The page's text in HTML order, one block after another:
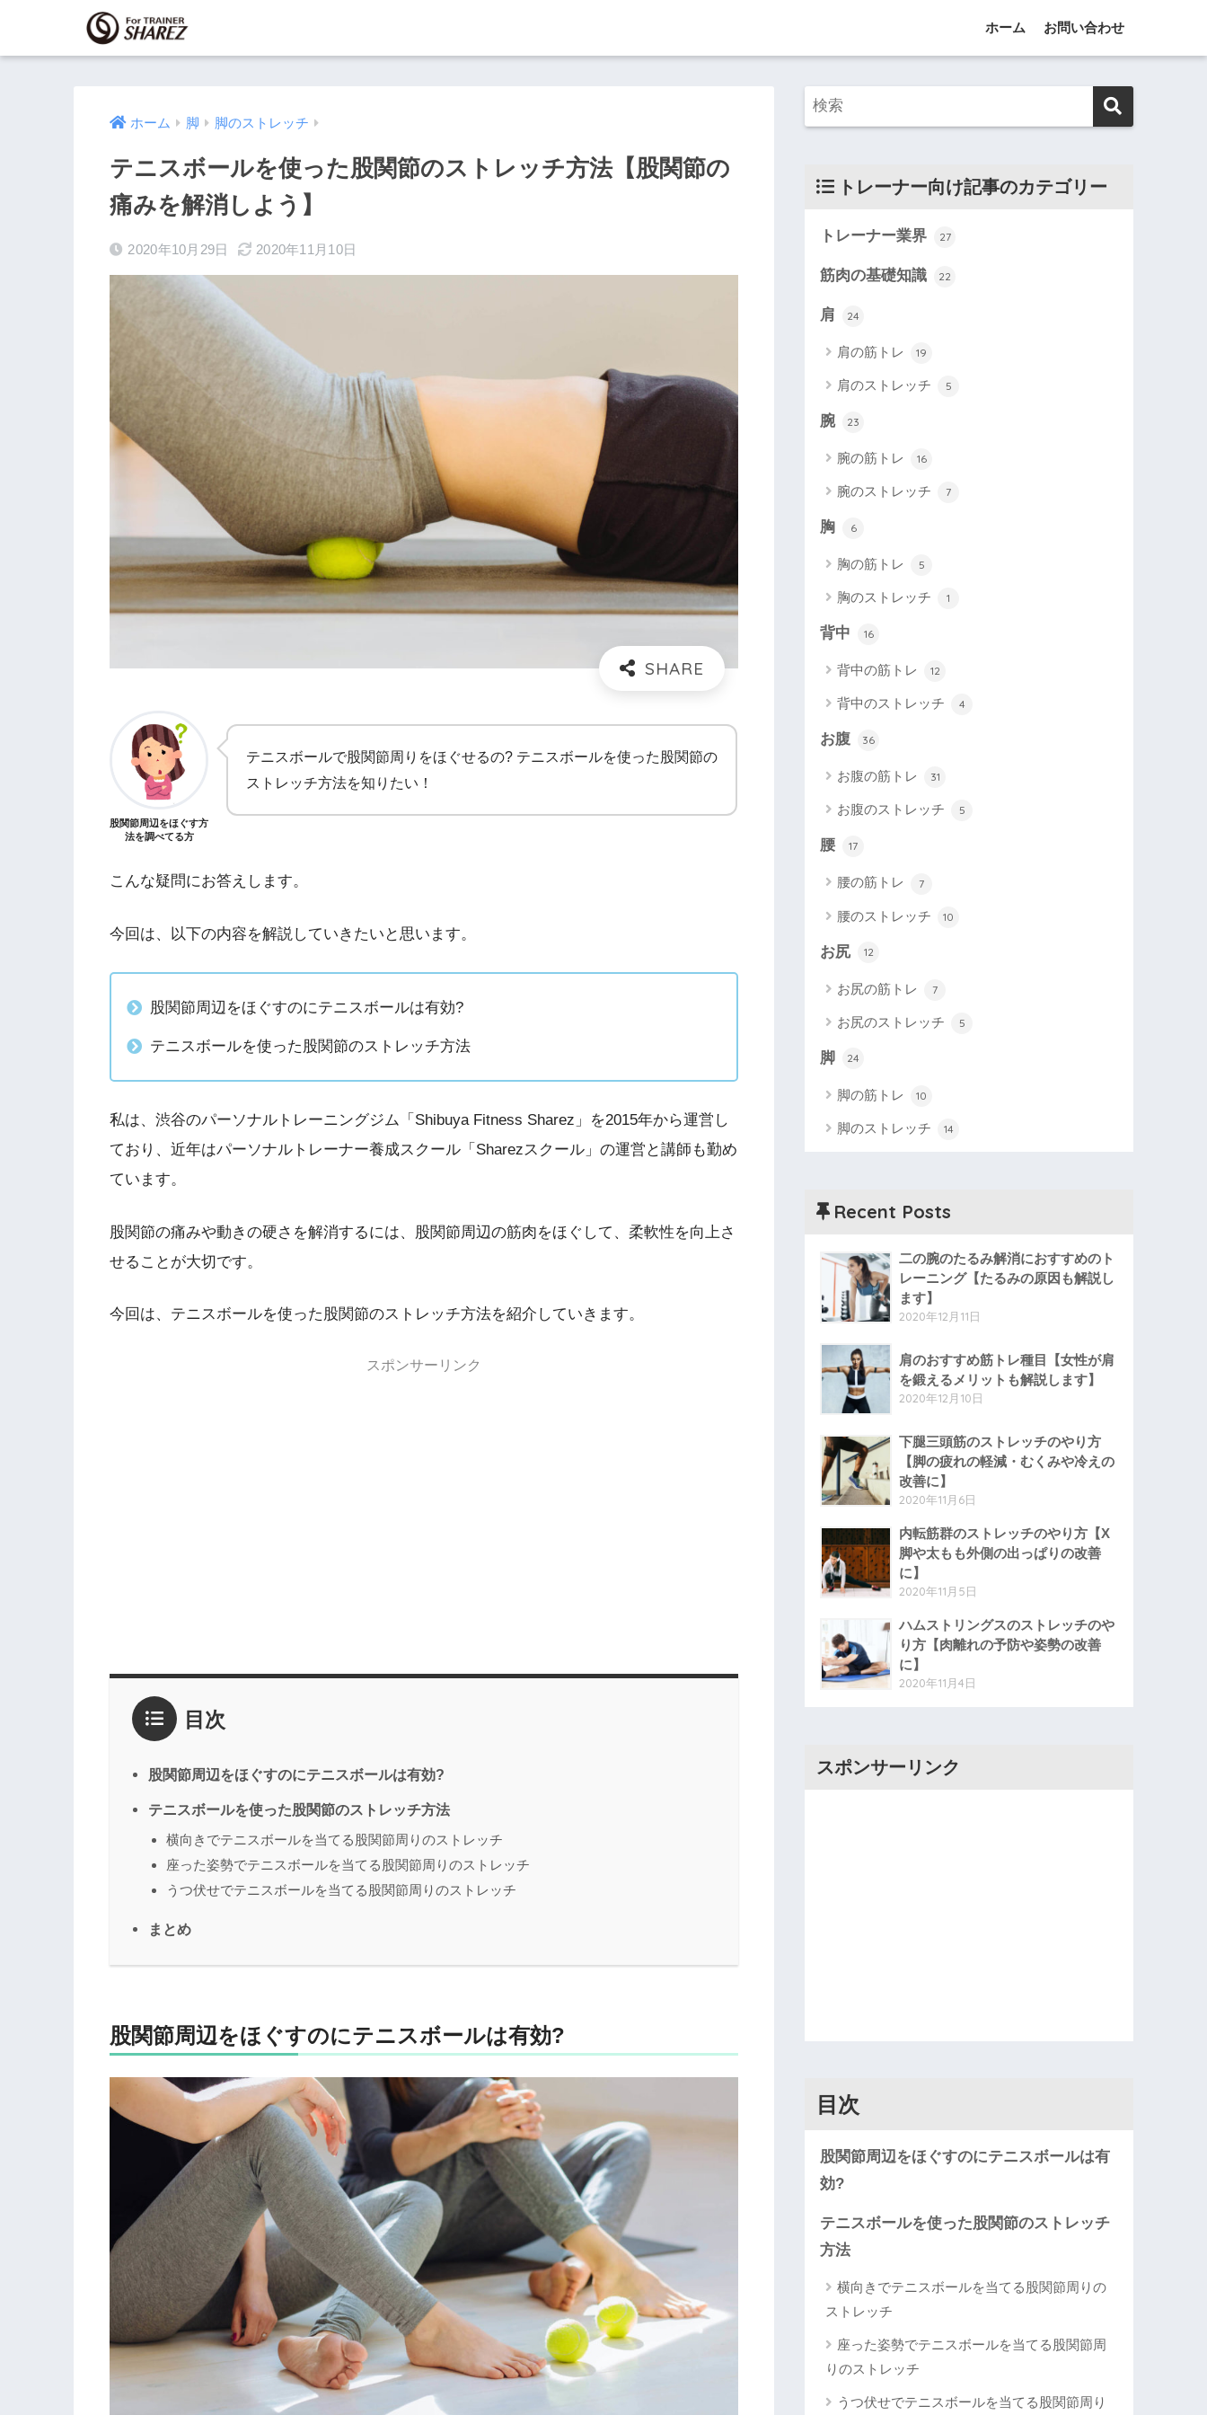
ホーム お問い合わせ
ホーム 脚 脚のストレッチ
テニスボールを使った股関節のストレッチ方法【股関節の
痛みを解消しよう】
2020年10月29日 2020年11月10日
股関節周辺をほぐす方
法を調べてる方
テニスボールで股関節周りをほぐせるの? テニスボールを使った股関節の
ストレッチ方法を知りたい！
こんな疑問にお答えします。
今回は、以下の内容を解説していきたいと思います。
股関節周辺をほぐすのにテニスボールは有効?
テニスボールを使った股関節のストレッチ方法
私は、渋谷のパーソナルトレーニングジム「Shibuya Fitness Sharez」を2015年から運営し
ており、近年はパーソナルトレーナー養成スクール「Sharezスクール」の運営と講師も勤め
ています。
股関節の痛みや動きの硬さを解消するには、股関節周辺の筋肉をほぐして、柔軟性を向上さ
せることが大切です。
今回は、テニスボールを使った股関節のストレッチ方法を紹介していきます。
スポンサーリンク
目次
股関節周辺をほぐすのにテニスボールは有効?
テニスボールを使った股関節のストレッチ方法
横向きでテニスボールを当てる股関節周りのストレッチ
座った姿勢でテニスボールを当てる股関節周りのストレッチ
うつ伏せでテニスボールを当てる股関節周りのストレッチ
まとめ
股関節周辺をほぐすのにテニスボールは有効?
トレーナー向け記事のカテゴリー
トレーナー業界 27
筋肉の基礎知識 22
肩 24
肩の筋トレ 19
肩のストレッチ 5
腕 23
腕の筋トレ 16
腕のストレッチ 7
胸 6
胸の筋トレ 5
胸のストレッチ 1
背中 16
背中の筋トレ 12
背中のストレッチ 4
お腹 36
お腹の筋トレ 31
お腹のストレッチ 5
腰 17
腰の筋トレ 7
腰のストレッチ 10
お尻 12
お尻の筋トレ 7
お尻のストレッチ 5
脚 24
脚の筋トレ 10
脚のストレッチ 14
Recent Posts
二の腕のたるみ解消におすすめのト
レーニング【たるみの原因も解説し
ます】
2020年12月11日
肩のおすすめ筋トレ種目【女性が肩
を鍛えるメリットも解説します】
2020年12月10日
下腿三頭筋のストレッチのやり方
【脚の疲れの軽減・むくみや冷えの
改善に】
2020年11月6日
内転筋群のストレッチのやり方【X
脚や太もも外側の出っぱりの改善
に】
2020年11月5日
ハムストリングスのストレッチのや
り方【肉離れの予防や姿勢の改善
に】
2020年11月4日
スポンサーリンク
目次
股関節周辺をほぐすのにテニスボールは有
効?
テニスボールを使った股関節のストレッチ
方法
横向きでテニスボールを当てる股関節周りの
ストレッチ
座った姿勢でテニスボールを当てる股関節周
りのストレッチ
うつ伏せでテニスボールを当てる股関節周り